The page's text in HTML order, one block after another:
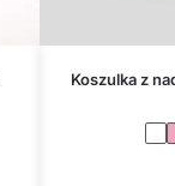
Koszulka z